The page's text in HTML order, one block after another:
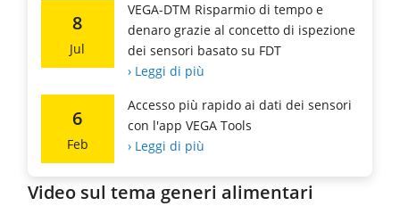
8
Jul
VEGA-DTM Risparmio di tempo e
denaro grazie al concetto di ispezione
dei sensori basato su FDT
› Leggi di più
6
Feb
Accesso più rapido ai dati dei sensori
con l'app VEGA Tools
› Leggi di più
Video sul tema generi alimentari